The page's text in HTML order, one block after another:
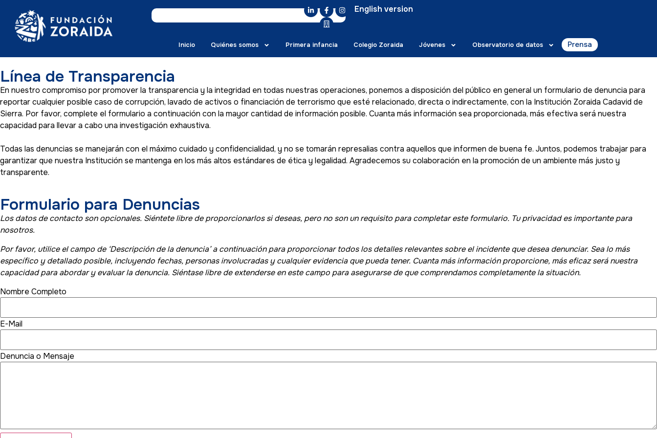
English version
Inicio Quiénes somos Primera infancia Colegio Zoraida Jóvenes Observatorio de datos Prensa
Línea de Transparencia
En nuestro compromiso por promover la transparencia y la integridad en todas nuestras operaciones, ponemos a disposición del público en general un formulario de denuncia para
reportar cualquier posible caso de corrupción, lavado de activos o financiación de terrorismo que esté relacionado, directa o indirectamente, con la Institución Zoraida Cadavid de
Sierra. Por favor, complete el formulario a continuación con la mayor cantidad de información posible. Cuanta más información sea proporcionada, más efectiva será nuestra
capacidad para llevar a cabo una investigación exhaustiva.
Todas las denuncias se manejarán con el máximo cuidado y confidencialidad, y no se tomarán represalias contra aquellos que informen de buena fe. Juntos, podemos trabajar para
garantizar que nuestra Institución se mantenga en los más altos estándares de ética y legalidad. Agradecemos su colaboración en la promoción de un ambiente más justo y
transparente.
Formulario para Denuncias
Los datos de contacto son opcionales. Siéntete libre de proporcionarlos si deseas, pero no son un requisito para completar este formulario. Tu privacidad es importante para
nosotros.
Por favor, utilice el campo de ‘Descripción de la denuncia’ a continuación para proporcionar todos los detalles relevantes sobre el incidente que desea denunciar. Sea lo más
específico y detallado posible, incluyendo fechas, personas involucradas y cualquier evidencia que pueda tener. Cuanta más información proporcione, más eficaz será nuestra
capacidad para abordar y evaluar la denuncia. Siéntase libre de extenderse en este campo para asegurarse de que comprendamos completamente la situación.
Nombre Completo
E-Mail
Denuncia o Mensaje